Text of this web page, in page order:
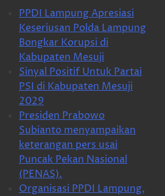
PPDI Lampung Apresiasi
Keseriusan Polda Lampung
Bongkar Korupsi di
Kabupaten Mesuji
Sinyal Positif Untuk Partai
PSI di Kabupaten Mesuji
2029
Presiden Prabowo
Subianto menyampaikan
keterangan pers usai
Puncak Pekan Nasional
(PENAS).
Organisasi PPDI Lampung,